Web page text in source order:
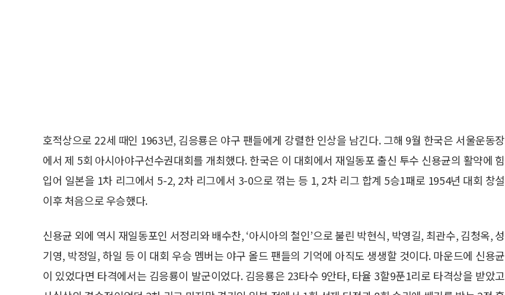
호적상으로 22세 때인 1963년, 김응룡은 야구 팬들에게 강렬한 인상을 남긴다. 그해 9월 한국은 서울운동장
에서 제 5회 아시아야구선수권대회를 개최했다. 한국은 이 대회에서 재일동포 출신 투수 신용균의 활약에 힘
입어 일본을 1차 리그에서 5-2, 2차 리그에서 3-0으로 꺾는 등 1, 2차 리그 합계 5승1패로 1954년 대회 창설
이후 처음으로 우승했다.
신용균 외에 역시 재일동포인 서정리와 배수찬, ‘아시아의 철인’으로 불린 박현식, 박영길, 최관수, 김청옥, 성
기영, 박정일, 하일 등 이 대회 우승 멤버는 야구 올드 팬들의 기억에 아직도 생생할 것이다. 마운드에 신용균
이 있었다면 타격에서는 김응룡이 발군이었다. 김응룡은 23타수 9안타, 타율 3할9푼1리로 타격상을 받았고